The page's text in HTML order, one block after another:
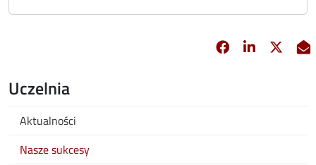
Facebook
opens in new
Linkedin
opens in
X
Uczelnia
Aktualności
Nasze sukcesy